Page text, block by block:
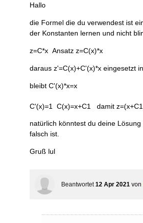
Hallo
die Formel die du verwendest ist
der Konstanten lernen und nicht
z=C*x Ansatz z=C(x)*x
daraus z'=C(x)+C'(x)*x eingesetzt
bleibt C'(x)*x=x
C'(x)=1 C(x)=x+C1 damit
natürlich könntest du deine
falsch ist.
Gruß lul
Beantwortet 12 Apr 2021 von